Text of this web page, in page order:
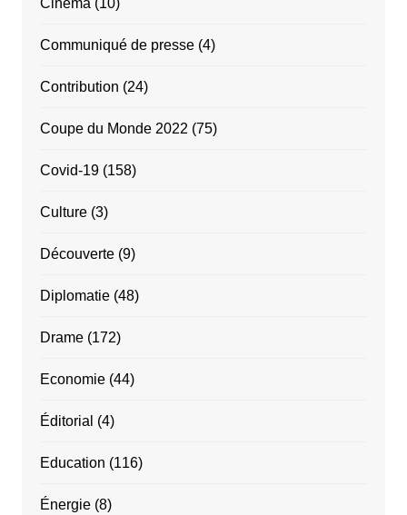
Communiqué de presse(4)
Contribution (24)
Coupe du Monde 2022 (75)
Covid-19(158)
Culture(3)
Découverte(9)
Diplomatie(48)
Drame(172)
Economie(44)
Éditorial (4)
Education (116)
Énergie(8)